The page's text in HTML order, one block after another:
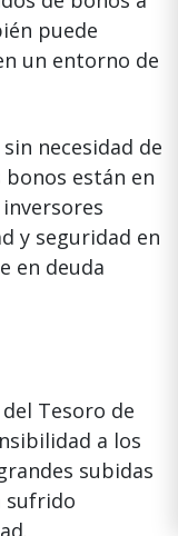
puede
un entorno de
necesidad de
están en
y seguridad en
en deuda
Tesoro de
a los
subidas
sufrido